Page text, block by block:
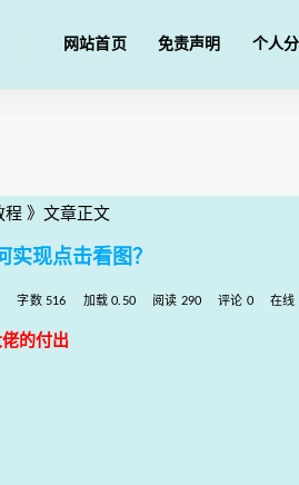
网站首页 免责声明 个人
程 》 文章正文
实现点击看图？
字数 516 加载 0.50 阅读 290 评论 0 在线
的付出